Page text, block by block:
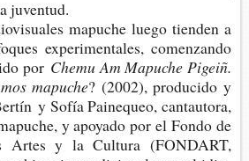
juventud.
mapu­che luego tien­den a
expe­ri­men­ta­les, comen­zan­do
por Chemu Am Mapu­che Pigeiñ.
mapuche? (2002), pro­du­ci­do y
y Sofía Pai­ne­queo, can­tau­to­ra,
y apo­ya­do por el Fondo de
Artes y la Cul­tu­ra (FON­DART,